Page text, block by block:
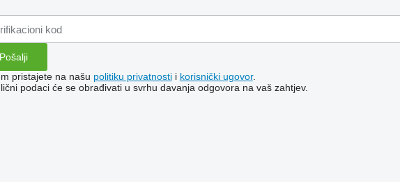
pristajete na našu politiku privatnostii korisnički ugovor.
podaci će se obrađivati ​​u svrhu davanja odgovora na vaš zahtjev.